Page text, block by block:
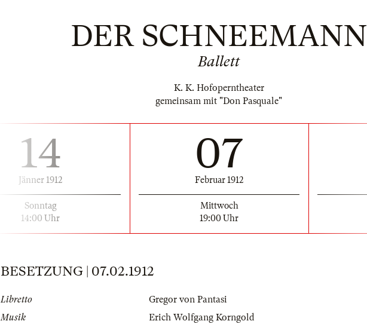
DER SCHNEEMANN
Ballett
K. K. Hofoperntheater
gemeinsam mit "Don Pasquale"
14
Jänner 1912
Sonntag
14:00 Uhr
07
Februar 1912
Mittwoch
19:00 Uhr
BESETZUNG | 07.02.1912
Libretto
Gregor von Pantasi
Musik
Erich Wolfgang Korngold